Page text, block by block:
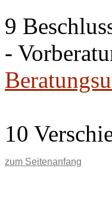
9
-
10
zum Seitenanfang